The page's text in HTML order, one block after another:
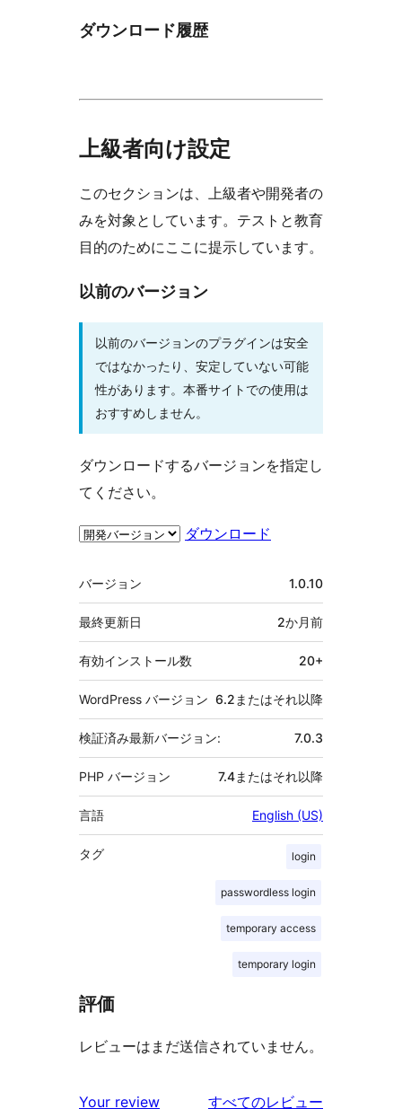
ダウンロード履歴
上級者向け設定
このセクションは、上級者や開発者の
みを対象としています。テストと教育
目的のためにここに提示しています。
以前のバージョン
以前のバージョンのプラグインは安全
ではなかったり、安定していない可能
性があります。本番サイトでの使用は
おすすめしません。
ダウンロードするバージョンを指定し
てください。
ダウンロード
メ
タ
バージョン 1.0.10
最終更新日 2か月前
有効インストール数 20+
WordPress バージョン 6.2またはそれ以降
検証済み最新バージョン: 7.0.3
PHP バージョン 7.4またはそれ以降
言語 English (US)
タグ login
passwordless login
temporary access
temporary login
評価
レビューはまだ送信されていません。
Your review すべてのレビュー